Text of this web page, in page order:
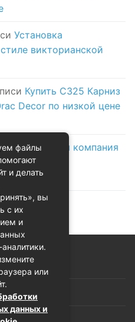
Установка
викторианской
Купить C325 Карниз
Decor по низкой цене
Логистическая компания
и
месте
файлы
и делать
вы
с их
и
или
данных и